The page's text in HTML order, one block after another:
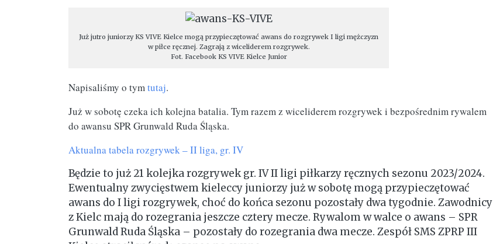
Już jutro juniorzy KS VIVE Kielce mogą przypieczętować awans do rozgrywek I ligi mężczyzn
w piłce ręcznej. Zagrają z wiceliderem rozgrywek.
Fot. Facebook KS VIVE Kielce Junior
Napisaliśmy o tymtutaj.
Już w sobotę czeka ich kolejna batalia. Tym razem z wiceliderem rozgrywek i bezpośrednim rywalem
do awansu SPR Grunwald Ruda Śląska.
Aktualna tabela rozgrywek – II liga, gr. IV
Będzie to już 21 kolejka rozgrywek gr. IV II ligi piłkarzy ręcznych sezonu 2023/2024.
Ewentualny zwycięstwem kieleccy juniorzy już w sobotę mogą przypieczętować
awans do I ligi rozgrywek, choć do końca sezonu pozostały dwa tygodnie. Zawodnicy
z Kielc mają do rozegrania jeszcze cztery mecze. Rywalom w walce o awans – SPR
Grunwald Ruda Śląska – pozostały do rozegrania dwa mecze. Zespół SMS ZPRP III